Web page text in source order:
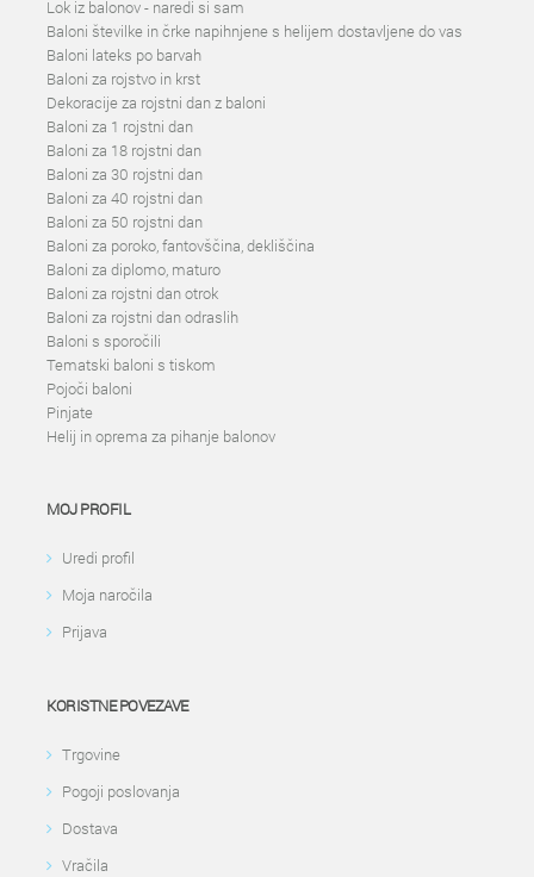
Lok iz balonov - naredi si sam
Baloni številke in črke napihnjene s helijem dostavljene do vas
Baloni lateks po barvah
Baloni za rojstvo in krst
Dekoracije za rojstni dan z baloni
Baloni za 1 rojstni dan
Baloni za 18 rojstni dan
Baloni za 30 rojstni dan
Baloni za 40 rojstni dan
Baloni za 50 rojstni dan
Baloni za poroko, fantovščina, dekliščina
Baloni za diplomo, maturo
Baloni za rojstni dan otrok
Baloni za rojstni dan odraslih
Baloni s sporočili
Tematski baloni s tiskom
Pojoči baloni
Pinjate
Helij in oprema za pihanje balonov
MOJ PROFIL
Uredi profil
Moja naročila
Prijava
KORISTNE POVEZAVE
Trgovine
Pogoji poslovanja
Dostava
Vračila